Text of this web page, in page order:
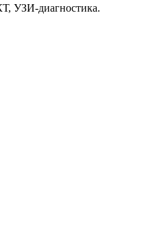
УЗИ-диагностика.